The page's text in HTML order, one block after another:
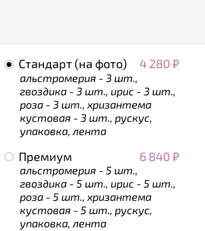
Стандарт (на фото) 4 280 ₽
альстромерия - 3 шт.,
гвоздика - 3 шт., ирис - 3 шт.,
роза - 3 шт., хризантема
кустовая - 3 шт., рускус,
упаковка, лента
Премиум 6 840 ₽
альстромерия - 5 шт.,
гвоздика - 5 шт., ирис - 5 шт.,
роза - 5 шт., хризантема
кустовая - 5 шт., рускус,
упаковка, лента